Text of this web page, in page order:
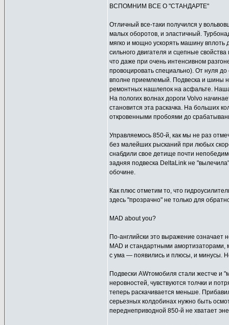
ВСПОМНИМ ВСЕ О "СТАНДАРТЕ"
Отличный все-таки получился у
малых оборотов, и эластичный.
мягко и мощно ускорять машину вплоть
сильного двигателя и сцепные
что даже при очень интенсивном
провоцировать специально). От нуля
вполне приемлемый. Подвеска и шины
ремонтных нашлепок на асфальте.
На пологих волнах дороги Volvo
становится эта раскачка. На больших
откровенными пробоями до
Управляемось 850-й, как мы не раз
без малейших рысканий при любых
снабдили свое детище почти
задняя подвеска DeltaLink не
обочине.
Как плюс отметим то, что
здесь "прозрачно" не только для
MAD about you?
По-английски это выражение означает
MAD и стандартными
с ума — появились и плюсы, и минусы.
Подвески AWтомобиля стали жестче и
неровностей, чувствуются толчки и
теперь раскачивается меньше.
серьезных колдобинах нужно быть
переднеприводной 850-й не хватает